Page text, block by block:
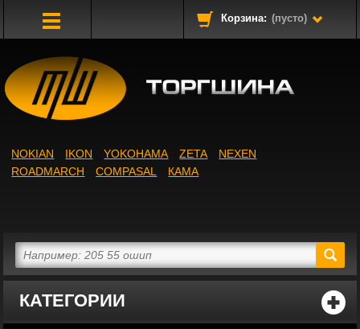
Корзина: (пусто)
КАТЕГОРИИ
NOKIAN IKON YOKOHAMA ZETA
NEXEN
ROADMARCH
COMPASAL КАМА